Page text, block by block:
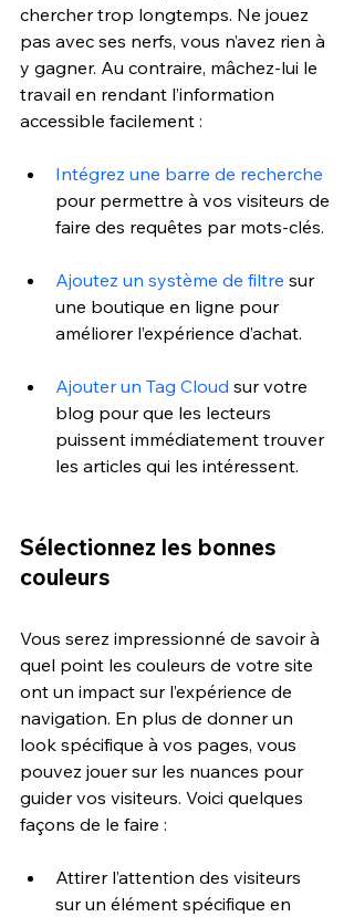
chercher trop longtemps. Ne jouez
pas avec ses nerfs, vous n’avez rien à
y gagner. Au contraire, mâchez-lui le
travail en rendant l’information
accessible facilement :
Intégrez une barre de recherche
pour permettre à vos visiteurs de
faire des requêtes par mots-clés.
Ajoutez un système de filtre sur
une boutique en ligne pour
améliorer l’expérience d’achat.
Ajouter un Tag Cloud sur votre
blog pour que les lecteurs
puissent immédiatement trouver
les articles qui les intéressent.
Sélectionnez les bonnes
couleurs
Vous serez impressionné de savoir à
quel point les couleurs de votre site
ont un impact sur l’expérience de
navigation. En plus de donner un
look spécifique à vos pages, vous
pouvez jouer sur les nuances pour
guider vos visiteurs. Voici quelques
façons de le faire :
Attirer l’attention des visiteurs
sur un élément spécifique en